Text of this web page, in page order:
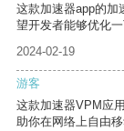
这款加速器app的加
望开发者能够优化一
2024-02-19
游客
这款加速器VPM应
助你在网络上自由移